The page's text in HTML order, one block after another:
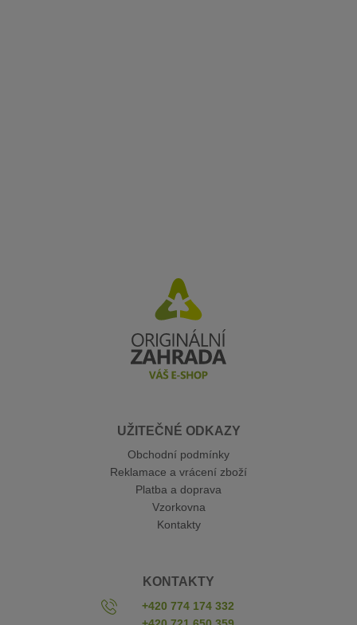
UŽITEČNÉ ODKAZY
Obchodní podmínky
Reklamace a vrácení zboží
Platba a doprava
Vzorkovna
Kontakty
KONTAKTY
+420 774 174 332